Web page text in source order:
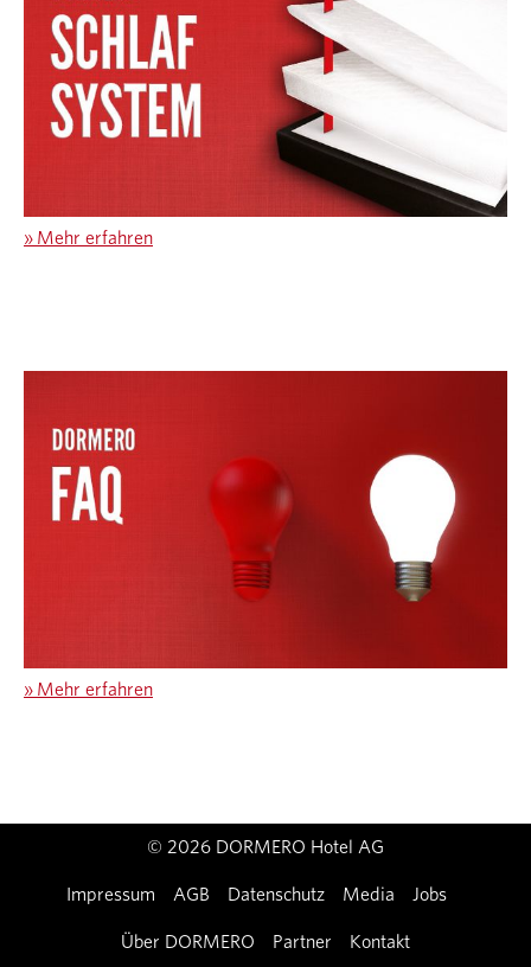
» Mehr erfahren
» Mehr erfahren
© 2026 DORMERO Hotel AG
Impressum AGB Datenschutz Media Jobs
Über DORMERO Partner Kontakt